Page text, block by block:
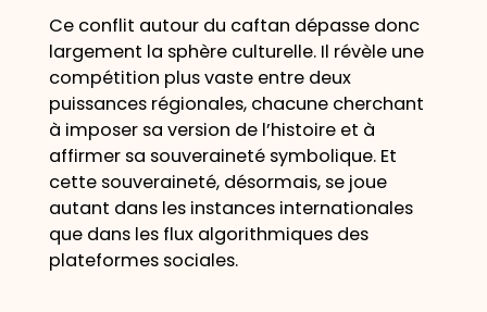
Ce conflit autour du caftan dépasse donc
largement la sphère culturelle. Il révèle une
compétition plus vaste entre deux
puissances régionales, chacune cherchant
à imposer sa version de l’histoire et à
affirmer sa souveraineté symbolique. Et
cette souveraineté, désormais, se joue
autant dans les instances internationales
que dans les flux algorithmiques des
plateformes sociales.